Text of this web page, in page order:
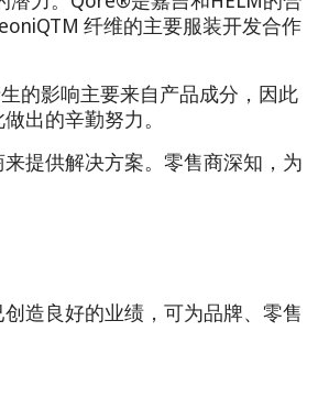
纤维的主要服装开发合作
的影响主要来自产品成分，因此
出的辛勤努力。
提供解决方案。零售商深知，为
造良好的业绩，可为品牌、零售